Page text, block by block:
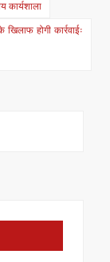
कार्यशाला
होगी कार्रवाईः